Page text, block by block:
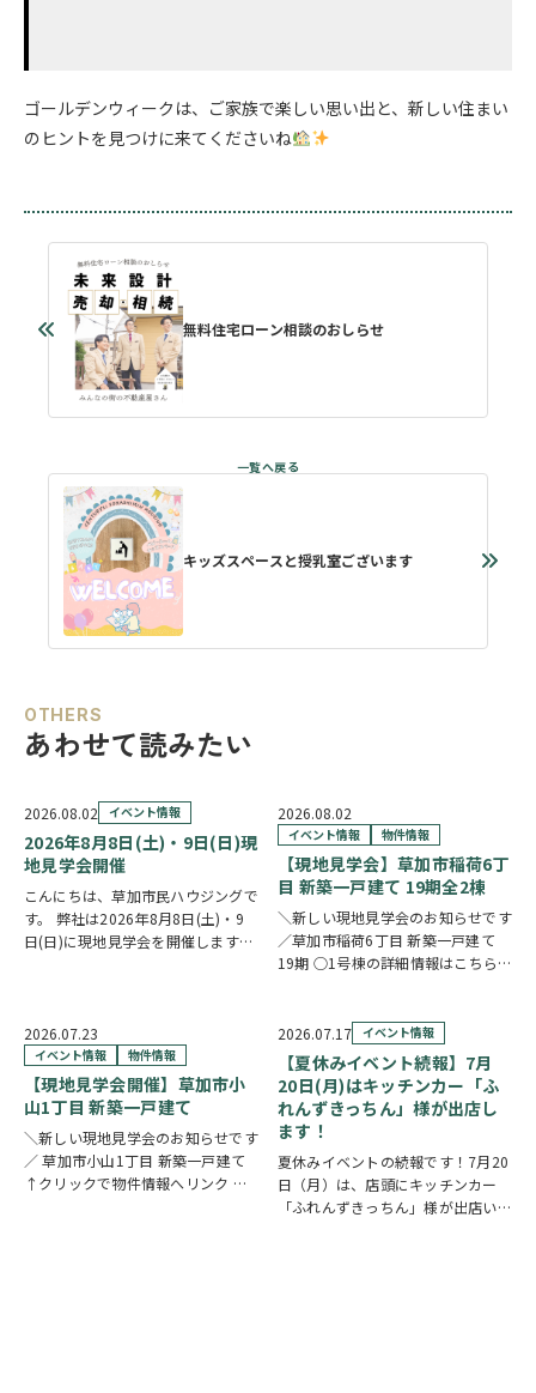
ゴールデンウィークは、ご家族で楽しい思い出と、新しい住まい
のヒントを見つけに来てくださいね
無料住宅ローン相談のおしらせ
キッズスペースと授乳室ございます
OTHERS
あわせて読みたい
2026.08.02 イベント情報
2026年8月8日(土)・9日(日)現
地見学会開催
こんにちは、草加市民ハウジングで
す。 弊社は2026年8月8日(土)・9
日(日)に現地見学会を開催します！
直接物件を見ながらご説明さ…
2026.08.02
イベント情報 物件情報
【現地見学会】草加市稲荷6丁
目 新築一戸建て 19期全2棟
＼新しい現地見学会のお知らせです
／草加市稲荷6丁目 新築一戸建て
19期 ○1号棟の詳細情報はこちら
中心となるLDKは、17帖以上のゆと
り空間。食洗機付きカウンターキッ
チ…
2026.07.23
イベント情報 物件情報
【現地見学会開催】草加市小
山1丁目 新築一戸建て
＼新しい現地見学会のお知らせです
／ 草加市小山1丁目 新築一戸建て
↑クリックで物件情報へリンク お
2026.07.17 イベント情報
【夏休みイベント続報】7月
20日(月)はキッチンカー「ふ
れんずきっちん」様が出店し
ます！
夏休みイベントの続報です！7月20
日（月）は、店頭にキッチンカー
「ふれんずきっちん」様が出店いた